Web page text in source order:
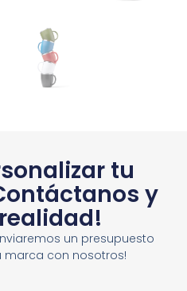
tu
y
un presupuesto
marca con nosotros!